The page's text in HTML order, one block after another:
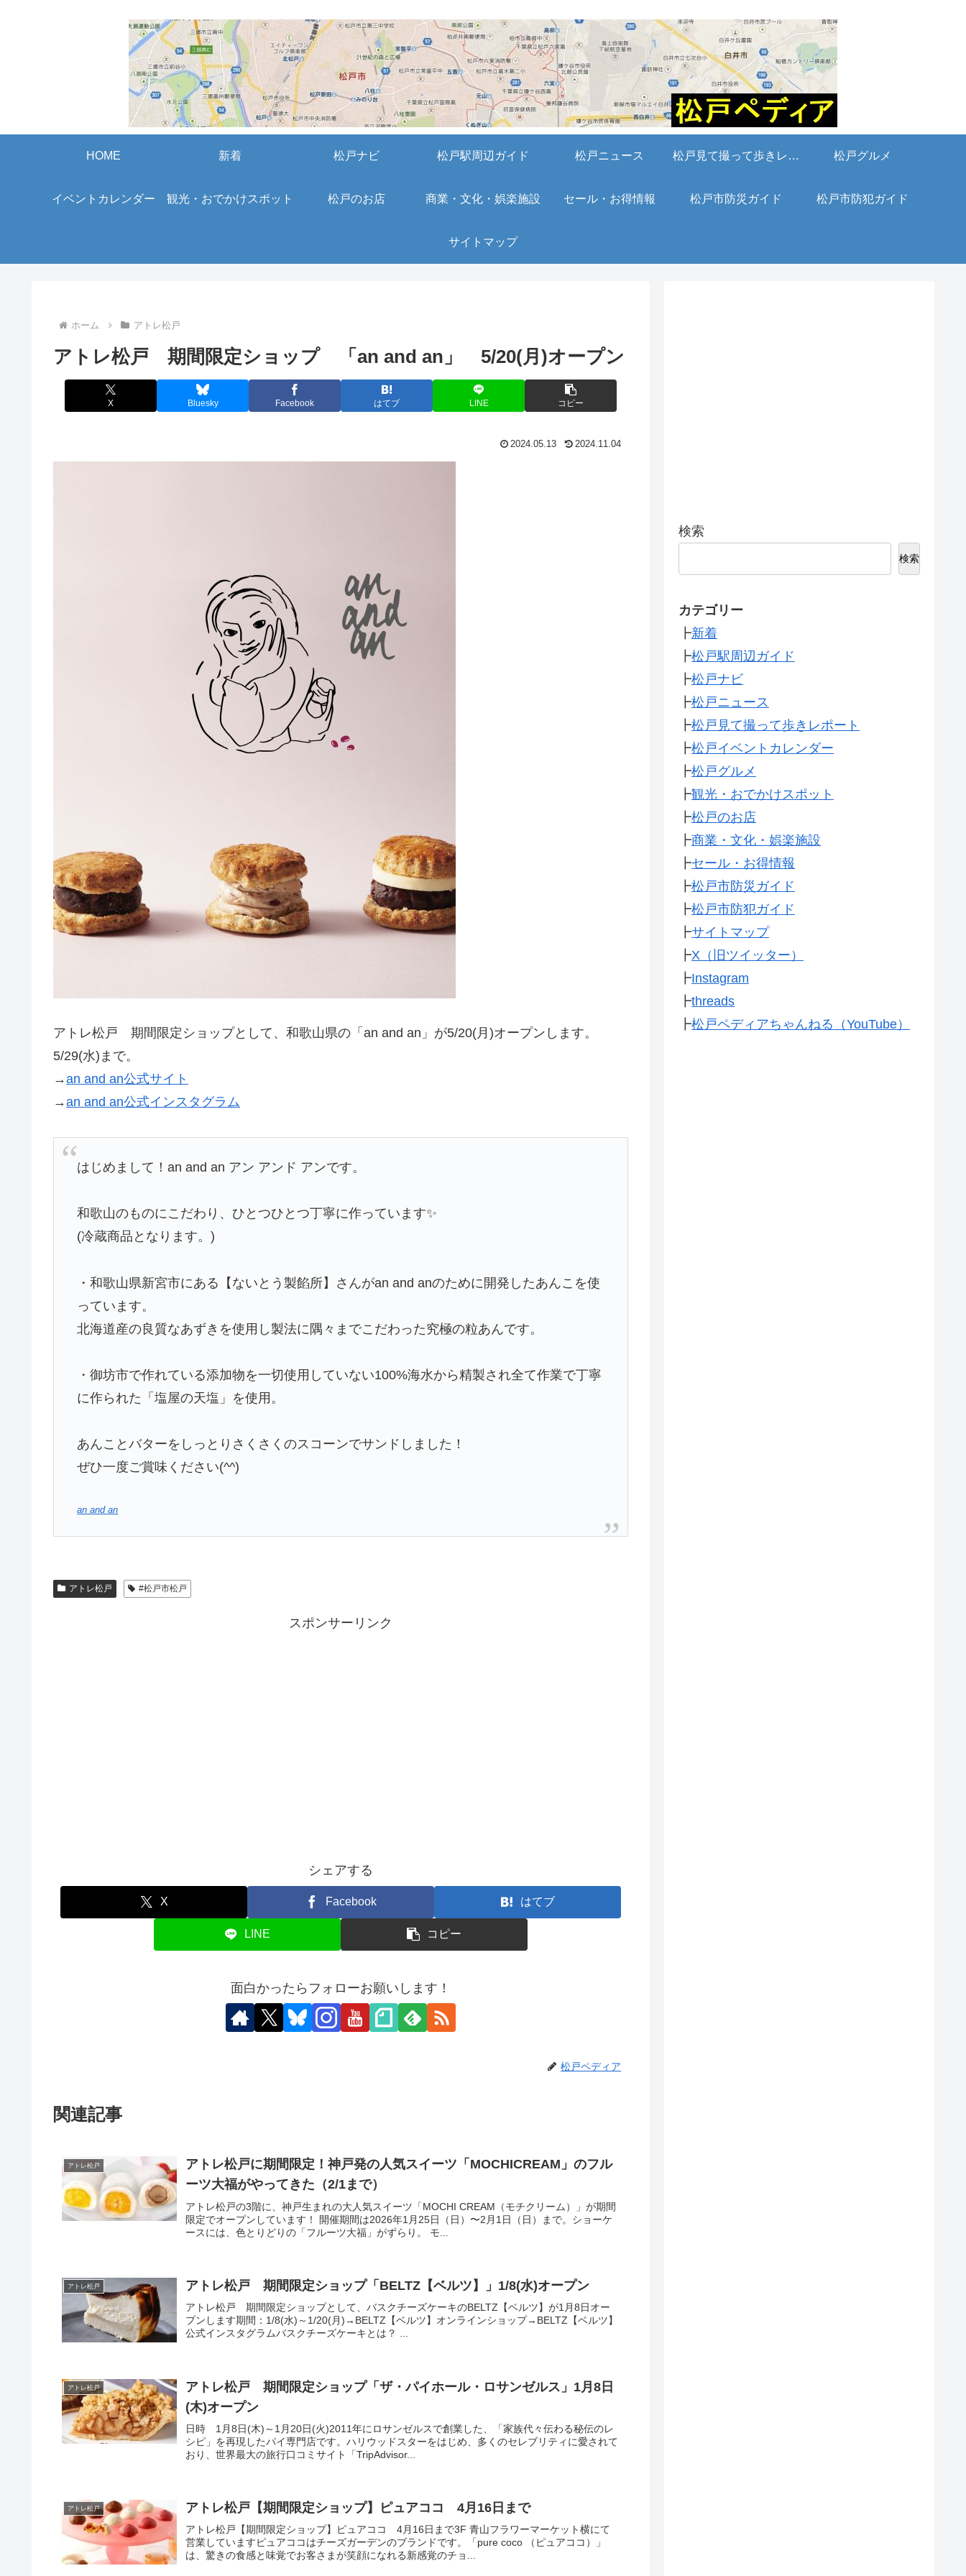
HOME 新着 松戸ナビ 松戸駅周辺ガイド 松戸ニュース 松戸見て撮って歩きレポート 松戸グルメ
イベントカレンダー 観光・おでかけスポット 松戸のお店 商業・文化・娯楽施設 セール・お得情報 松戸市防災ガイド 松戸市防犯ガイド
サイトマップ
ホーム アトレ松戸
アトレ松戸 期間限定ショップ 「an and an」 5/20(月)オープン
X Bluesky Facebook はてブ LINE コピー
2024.05.13 2024.11.04
アトレ松戸 期間限定ショップとして、和歌山県の「an and an」が5/20(月)オープンします。
5/29(水)まで。
→an and an公式サイト
→an and an公式インスタグラム
はじめまして！an and an アン アンド アンです。
和歌山のものにこだわり、ひとつひとつ丁寧に作っています✨
(冷蔵商品となります。)
・和歌山県新宮市にある【ないとう製餡所】さんがan and anのために開発したあんこを使
っています。
北海道産の良質なあずきを使用し製法に隅々までこだわった究極の粒あんです。
・御坊市で作れている添加物を一切使用していない100%海水から精製され全て作業で丁寧
に作られた「塩屋の天塩」を使用。
あんことバターをしっとりさくさくのスコーンでサンドしました！
ぜひ一度ご賞味ください(^^)
an and an
アトレ松戸 #松戸市松戸
スポンサーリンク
シェアする
X Facebook はてブ
LINE コピー
面白かったらフォローお願いします！
松戸ペディア
関連記事
アトレ松戸
アトレ松戸に期間限定！神戸発の人気スイーツ「MOCHICREAM」のフル
ーツ大福がやってきた（2/1まで）
アトレ松戸の3階に、神戸生まれの大人気スイーツ「MOCHI CREAM（モチクリーム）」が期間
限定でオープンしています！ 開催期間は2026年1月25日（日）〜2月1日（日）まで。ショーケ
ースには、色とりどりの「フルーツ大福」がずらり。 モ...
アトレ松戸 アトレ松戸 期間限定ショップ「BELTZ【ベルツ】」1/8(水)オープン
アトレ松戸 期間限定ショップとして、バスクチーズケーキのBELTZ【ベルツ】が1月8日オー
プンします期間：1/8(水)～1/20(月)→BELTZ【ベルツ】オンラインショップ→BELTZ【ベルツ】
公式インスタグラムバスクチーズケーキとは？ ...
アトレ松戸
アトレ松戸 期間限定ショップ「ザ・パイホール・ロサンゼルス」1月8日
(木)オープン
日時 1月8日(木)～1月20日(火)2011年にロサンゼルスで創業した、「家族代々伝わる秘伝のレ
シピ」を再現したパイ専門店です。ハリウッドスターをはじめ、多くのセレブリティに愛されて
おり、世界最大の旅行口コミサイト「TripAdvisor...
アトレ松戸 アトレ松戸【期間限定ショップ】ピュアココ 4月16日まで
アトレ松戸【期間限定ショップ】ピュアココ 4月16日まで3F 青山フラワーマーケット横にて
営業していますピュアココはチーズガーデンのブランドです。「pure coco （ピュアココ）」
は、驚きの食感と味覚でお客さまが笑顔になれる新感覚のチョ...
検索
検索
カテゴリー
┣新着
┣松戸駅周辺ガイド
┣松戸ナビ
┣松戸ニュース
┣松戸見て撮って歩きレポート
┣松戸イベントカレンダー
┣松戸グルメ
┣観光・おでかけスポット
┣松戸のお店
┣商業・文化・娯楽施設
┣セール・お得情報
┣松戸市防災ガイド
┣松戸市防犯ガイド
┣サイトマップ
┣X（旧ツイッター）
┣Instagram
┣threads
┣松戸ペディアちゃんねる（YouTube）